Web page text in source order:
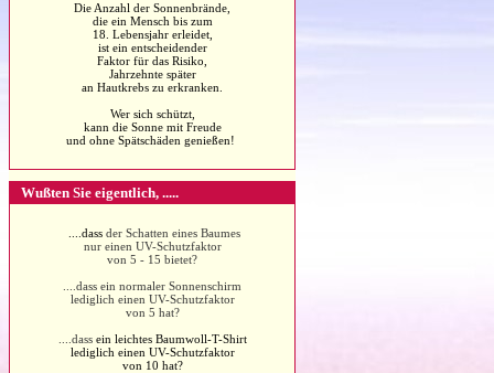
Die Anzahl der Sonnenbrände,
die ein Mensch bis zum
18. Lebensjahr erleidet,
ist ein entscheidender
Faktor für das Risiko,
Jahrzehnte später
an Hautkrebs zu erkranken.
Wer sich schützt,
kann die Sonne mit Freude
und ohne Spätschäden genießen!
Wußten Sie eigentlich, .....
....dass der Schatten eines Baumes
nur einen UV-Schutzfaktor
von 5 - 15 bietet?
....dass ein normaler Sonnenschirm
lediglich einen UV-Schutzfaktor
von 5 hat?
....dass ein leichtes Baumwoll-T-Shirt
lediglich einen UV-Schutzfaktor
von 10 hat?